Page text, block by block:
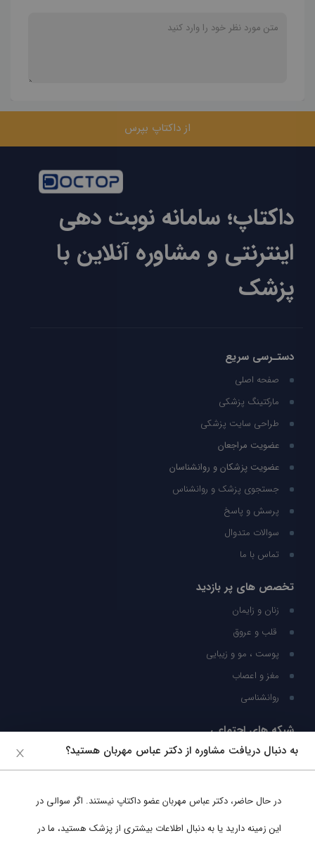
از داکتاپ بپرس
داکتاپ؛ سامانه نوبت دهی
اینترنتی و مشاوره آنلاین با
پزشک
دستـرسی سریع
صفحه اصلی
مارکتینگ پزشکی
طراحی سایت پزشکی
عضویت مراجعان
عضویت پزشکان و روانشناسان
جستجوی پزشک و روانشناس
پرسش و پاسخ
سوالات متدوال
تماس با ما
تخصص های پر بازدید
زنان و زایمان
قلب و عروق
پوست ، مو و زیبایی
مغز و اعصاب
روانشناسی
شبکه های اجتماعی
ما را در شبکه های اجتماعی دنبال کنید
به دنبال دریافت مشاوره از دکتر عباس مهربان هستید؟
در حال حاضر، دکتر عباس مهربانعضو داکتاپ نیستند. اگر سوالی در
این زمینه دارید یا به دنبال اطلاعات بیشتری از پزشک هستید، ما در